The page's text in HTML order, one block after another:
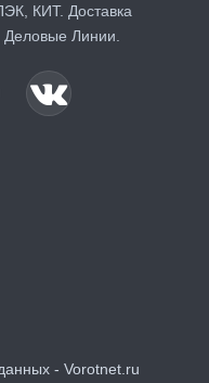
КИТ. Доставка
Линии.
- Vorotnet.ru